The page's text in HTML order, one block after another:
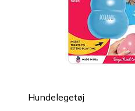
Hundelegetøj